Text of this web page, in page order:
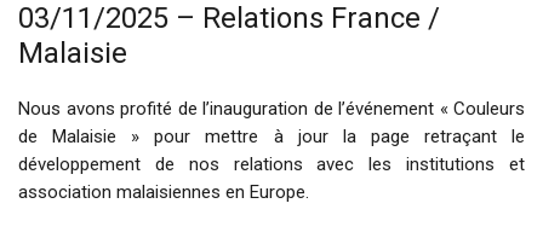
03/11/2025 – Relations France /
Malaisie
Nous avons profité de l’inauguration de l’événement « Couleurs
de Malaisie » pour mettre à jour la page retraçant le
développement de nos relations avec les institutions et
association malaisiennes en Europe.